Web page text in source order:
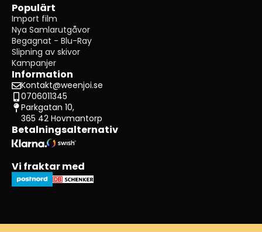
Populärt
Import film
Nya Samlarutgåvor
Begagnat - Blu-Ray
Slipning av skivor
Kampanjer
Information
Kontakt@weenjoi.se
0706011345
Parkgatan 10,
365 42 Hovmantorp
Betalningsalternativ
Vi fraktar med